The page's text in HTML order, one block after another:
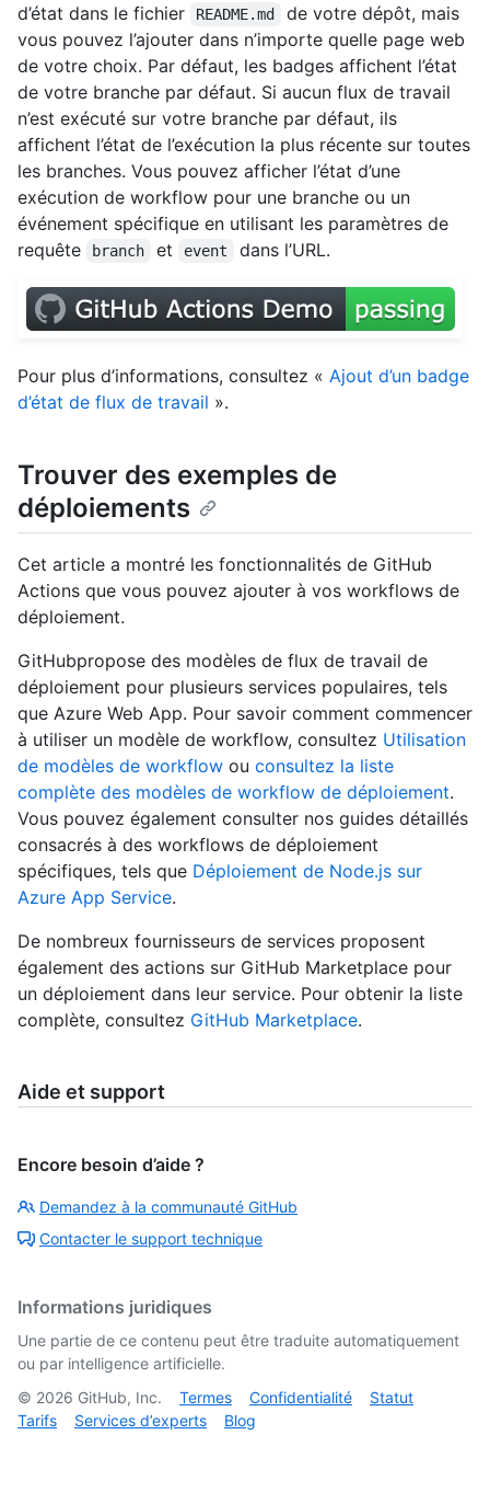
d’état dans le fichier
README.md
de votre dépôt, mais
vous pouvez l’ajouter dans n’importe quelle page web
de votre choix. Par défaut, les badges affichent l’état
de votre branche par défaut. Si aucun flux de travail
n’est exécuté sur votre branche par défaut, ils
affichent l’état de l’exécution la plus récente sur toutes
les branches. Vous pouvez afficher l’état d’une
exécution de workflow pour une branche ou un
événement spécifique en utilisant les paramètres de
requête
branch et event dans l’URL.
Pour plus d’informations, consultez « Ajout d’un badge
d’état de flux de travail ».
Trouver des exemples de
déploiements
Cet article a montré les fonctionnalités de GitHub
Actions que vous pouvez ajouter à vos workflows de
déploiement.
GitHubpropose des modèles de flux de travail de
déploiement pour plusieurs services populaires, tels
que Azure Web App. Pour savoir comment commencer
à utiliser un modèle de workflow, consultez Utilisation
de modèles de workflow ou consultez la liste
complète des modèles de workflow de déploiement.
Vous pouvez également consulter nos guides détaillés
consacrés à des workflows de déploiement
spécifiques, tels que Déploiement de Node.js sur
Azure App Service.
De nombreux fournisseurs de services proposent
également des actions sur GitHub Marketplace pour
un déploiement dans leur service. Pour obtenir la liste
complète, consultez GitHub Marketplace.
Aide et support
Encore besoin d’aide ?
Demandez à la communauté GitHub
Contacter le support technique
Informations juridiques
Une partie de ce contenu peut être traduite automatiquement
ou par intelligence artificielle.
© 2026 GitHub, Inc. Termes Confidentialité
Statut
Tarifs
Services d’experts Blog